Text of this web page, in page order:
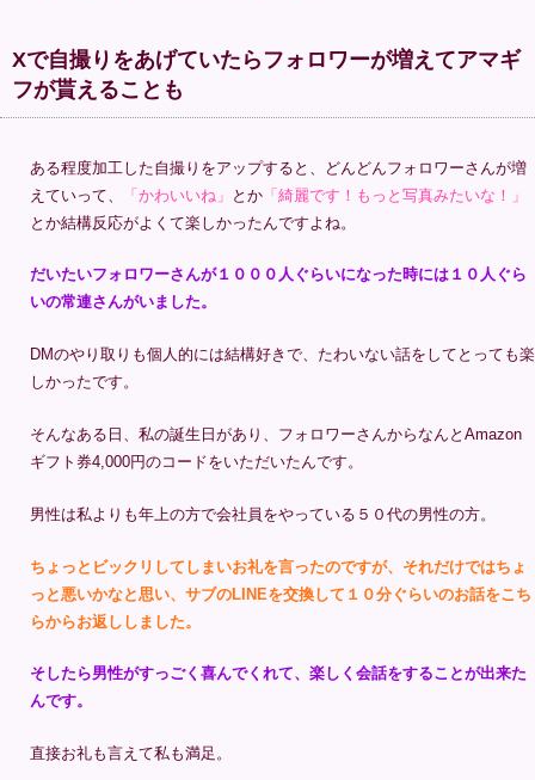
Xで自撮りをあげていたらフォロワーが増えてアマギ
フが貰えることも
ある程度加工した自撮りをアップすると、どんどんフォロワーさんが増
えていって、
「かわいいね」 とか 「綺麗です！もっと写真みたいな！」
とか結構反応がよくて楽しかったんですよね。
だいたいフォロワーさんが１０００人ぐらいになった時には１０人ぐら
いの常連さんがいました。
DMのやり取りも個人的には結構好きで、たわいない話をしてとっても楽
しかったです。
そんなある日、私の誕生日があり、フォロワーさんからなんとAmazon
ギフト券4,000円のコードをいただいたんです。
男性は私よりも年上の方で会社員をやっている５０代の男性の方。
ちょっとビックリしてしまいお礼を言ったのですが、それだけではちょ
っと悪いかなと思い、サブのLINEを交換して１０分ぐらいのお話をこち
らからお返ししました。
そしたら男性がすっごく喜んでくれて、楽しく会話をすることが出来た
んです。
直接お礼も言えて私も満足。